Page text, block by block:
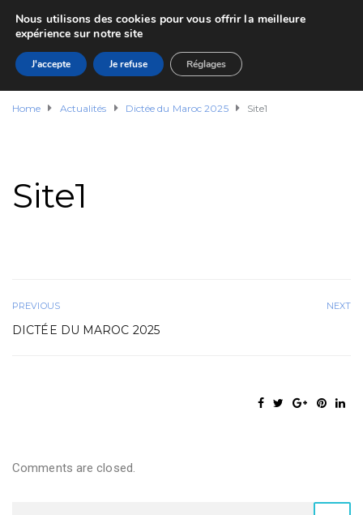
Home Actualités Dictée du Maroc 2025 Site1
Site1
PREVIOUS
DICTÉE DU MAROC 2025
NEXT
Comments are closed.
Nous utilisons des cookies pour vous offrir la meilleure
expérience sur notre site
J'accepte Je refuse Réglages